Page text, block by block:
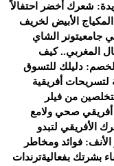
شعرك أخضر احتفالاً
الأبيض لخريف
جامعيتونر الشاي
المغربي.. كيف
دليلك للتسوق
لتسريحات أفريقية
من فيلر
صحي ولامع
الأفريقي لتبدو
فوائد ومخاطر
بشرتك بفعاليةترندات